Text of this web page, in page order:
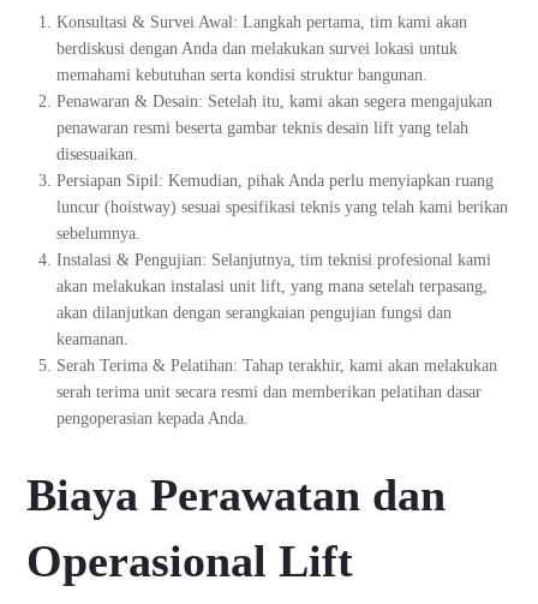
Konsultasi & Survei Awal: Langkah pertama, tim kami akan
berdiskusi dengan Anda dan melakukan survei lokasi untuk
memahami kebutuhan serta kondisi struktur bangunan.
Penawaran & Desain: Setelah itu, kami akan segera mengajukan
penawaran resmi beserta gambar teknis desain lift yang telah
disesuaikan.
Persiapan Sipil: Kemudian, pihak Anda perlu menyiapkan ruang
luncur (hoistway) sesuai spesifikasi teknis yang telah kami berikan
sebelumnya.
Instalasi & Pengujian: Selanjutnya, tim teknisi profesional kami
akan melakukan instalasi unit lift, yang mana setelah terpasang,
akan dilanjutkan dengan serangkaian pengujian fungsi dan
keamanan.
Serah Terima & Pelatihan: Tahap terakhir, kami akan melakukan
serah terima unit secara resmi dan memberikan pelatihan dasar
pengoperasian kepada Anda.
Biaya Perawatan dan
Operasional Lift